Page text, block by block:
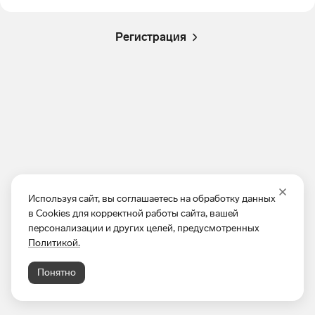
Используя сайт, вы соглашаетесь на обработку данных
в Cookies для корректной работы сайта, вашей
персонализации и других целей, предусмотренных
Политикой.
Понятно
Регистрация